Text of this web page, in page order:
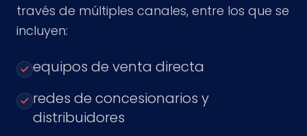
través de múltiples canales, entre los que se
incluyen:
equipos de venta directa
redes de concesionarios y
distribuidores